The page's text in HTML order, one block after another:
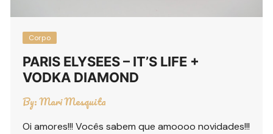
Corpo
PARIS ELYSEES – IT’S LIFE +
VODKA DIAMOND
By:Mari Mesquita
Oi amores!!! Vocês sabem que amoooo novidades!!!